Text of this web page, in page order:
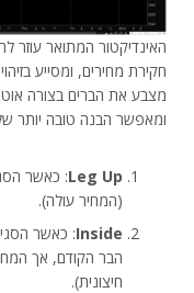
האינדיקטור המתואר עוזר
חקירת מחירים, ומסייע
מצבע את הברים בצורה
ומאפשר הבנה טובה יותר
Leg Up: כאשר
(המחיר עולה).
Inside: כאשר
הבר הקודם, אך
חיצונית).